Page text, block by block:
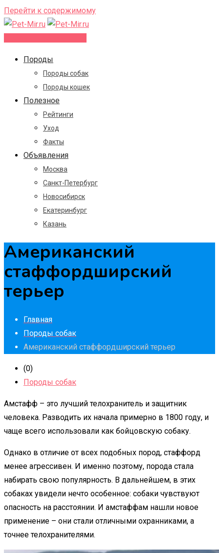
Перейти к содержимому
Породы
Породы собак
Породы кошек
Полезное
Рейтинги
Уход
Факты
Объявления
Москва
Санкт-Петербург
Новосибирск
Екатеринбург
Казань
Американский
стаффордширский
терьер
Главная
Породы собак
Американский стаффордширский терьер
(0)
Породы собак
Амстафф – это лучший телохранитель и защитник
человека. Разводить их начала примерно в 1800 году, и
чаще всего использовали как бойцовскую собаку.
Однако в отличие от всех подобных пород, стаффорд
менее агрессивен. И именно поэтому, порода стала
набирать свою популярность. В дальнейшем, в этих
собаках увидели нечто особенное: собаки чувствуют
опасность на расстоянии. И амстаффам нашли новое
применение – они стали отличными охранниками, а
точнее телохранителями.